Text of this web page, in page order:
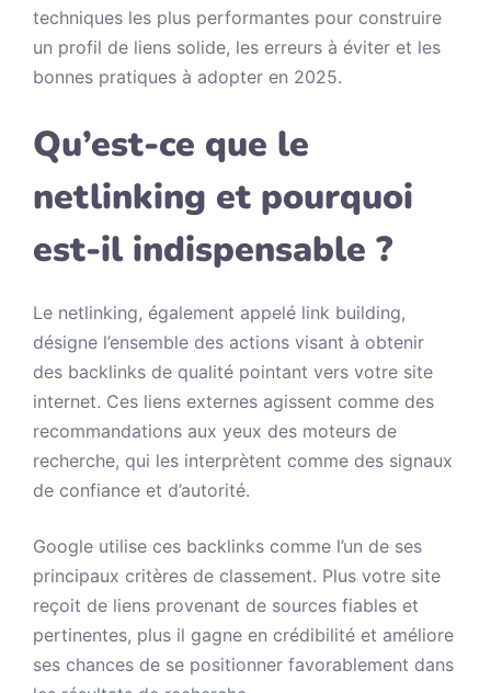
techniques les plus performantes pour construire
un profil de liens solide, les erreurs à éviter et les
bonnes pratiques à adopter en 2025.
Qu’est-ce que le
netlinking et pourquoi
est-il indispensable ?
Le netlinking, également appelé link building,
désigne l’ensemble des actions visant à obtenir
des backlinks de qualité pointant vers votre site
internet. Ces liens externes agissent comme des
recommandations aux yeux des moteurs de
recherche, qui les interprètent comme des signaux
de confiance et d’autorité.
Google utilise ces backlinks comme l’un de ses
principaux critères de classement. Plus votre site
reçoit de liens provenant de sources fiables et
pertinentes, plus il gagne en crédibilité et améliore
ses chances de se positionner favorablement dans